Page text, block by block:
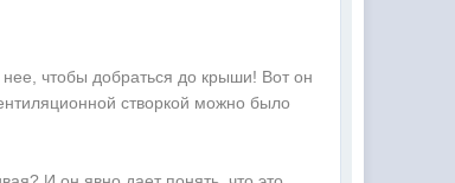
чтобы добраться до крыши! Вот он
створкой можно было